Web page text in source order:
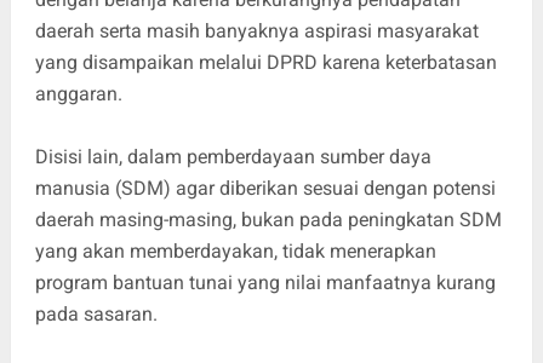
daerah serta masih banyaknya aspirasi masyarakat
yang disampaikan melalui DPRD karena keterbatasan
anggaran.
Disisi lain, dalam pemberdayaan sumber daya
manusia (SDM) agar diberikan sesuai dengan potensi
daerah masing-masing, bukan pada peningkatan SDM
yang akan memberdayakan, tidak menerapkan
program bantuan tunai yang nilai manfaatnya kurang
pada sasaran.